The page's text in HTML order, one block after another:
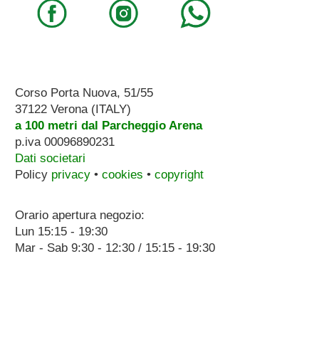
Corso Porta Nuova, 51/55
37122 Verona (ITALY)
a 100 metri dal Parcheggio Arena
p.iva 00096890231
Dati societari
Policy privacy• cookies • copyright
Orario apertura negozio:
Lun 15:15 - 19:30
Mar - Sab 9:30 - 12:30 / 15:15 - 19:30